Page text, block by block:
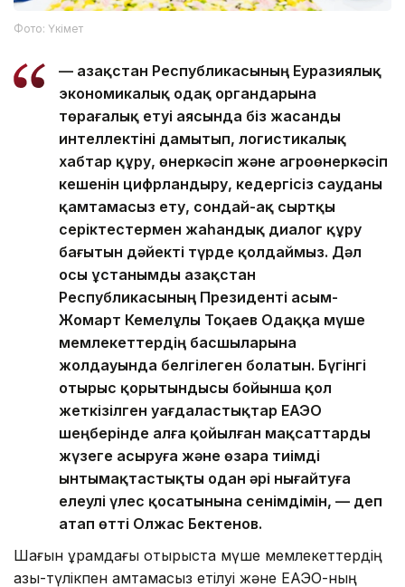
Фото: Үкімет
— Қазақстан Республикасының Еуразиялық
экономикалық одақ органдарына
төрағалық етуі аясында біз жасанды
интеллектіні дамытып, логистикалық
хабтар құру, өнеркәсіп және агроөнеркәсіп
кешенін цифрландыру, кедергісіз сауданы
қамтамасыз ету, сондай-ақ сыртқы
серіктестермен жаһандық диалог құру
бағытын дәйекті түрде қолдаймыз. Дәл
осы ұстанымды Қазақстан
Республикасының Президенті Қасым-
Жомарт Кемелұлы Тоқаев Одаққа мүше
мемлекеттердің басшыларына
жолдауында белгілеген болатын. Бүгінгі
отырыс қорытындысы бойынша қол
жеткізілген уағдаластықтар ЕАЭО
шеңберінде алға қойылған мақсаттарды
жүзеге асыруға және өзара тиімді
ынтымақтастықты одан әрі нығайтуға
елеулі үлес қосатынына сенімдімін, — деп
атап өтті Олжас Бектенов.
Шағын құрамдағы отырыста мүше мемлекеттердің
азық-түлікпен қамтамасыз етілуі және ЕАЭО-ның